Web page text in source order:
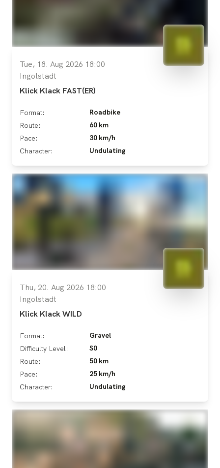
Tue, 18. Aug 2026 18:00
Ingolstadt
Klick Klack FAST(ER)
Format:
Roadbike
Route:
60 km
Pace:
30 km/h
Character:
Undulating
Thu, 20. Aug 2026 18:00
Ingolstadt
Klick Klack WILD
Format:
Gravel
Difficulty Level:
S0
Route:
50 km
Pace:
25 km/h
Character:
Undulating